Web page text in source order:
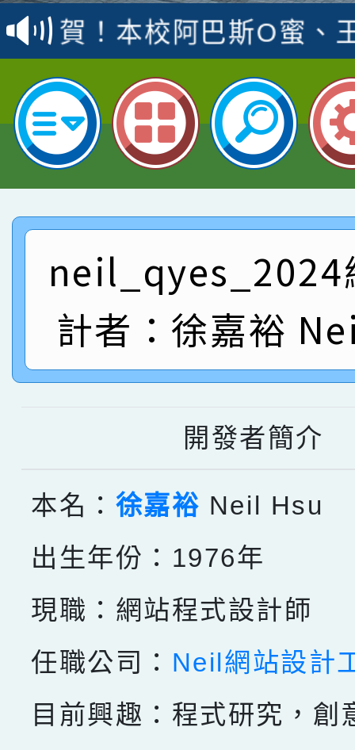
賽 洪綺君教師榮獲社
名
賀！本校阿巴斯O蜜、
倩參加桃園市科展 國
名 指導老師王老師、
賀！本校四年二班張O
園市英語競賽國小朗
指導老師林老師
賀！本校參加桃園市中
賽 劉文瑛教師榮獲教
臺灣台語-第二名
賀！本校參與2026世
名
倩參加桃園市科展 國
名 指導老師王老師、
賀！本校四年二班張O
園市英語競賽國小朗讀
指導老師林老師
賀！本校參加桃園市中
賽 劉文瑛教師榮獲教
臺灣台語-第二名
賀！本校參與2026世
市賽榮獲科學小創客佳
neil_qyes_2024
計者：徐嘉裕
開發者簡介
本名： 徐嘉裕 Neil Hsu
出生年份：1976年
現職：網站程式設計師
任職公司： Neil網站設計
目前興趣：程式研究，創